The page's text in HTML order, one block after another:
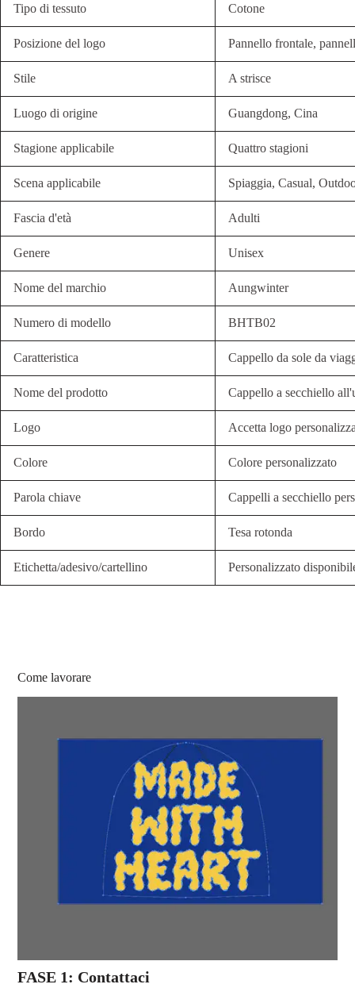
Tipo di tessuto Cotone
Posizione del logo Pannello frontale,
Stile A strisce
Luogo di origine Guangdong, Cina
Stagione applicabile Quattro stagioni
Scena applicabile Spiaggia, Casual,
Fascia d'età Adulti
Genere Unisex
Nome del marchio Aungwinter
Numero di modello BHTB02
Caratteristica Cappello da sole da
Nome del prodotto Cappello a secchiello
Logo Accetta logo
Colore Colore personalizzato
Parola chiave Cappelli a secchiello
Bordo Tesa rotonda
Etichetta/adesivo/cartellino Personalizzato
Come lavorare
FASE 1: Contattaci